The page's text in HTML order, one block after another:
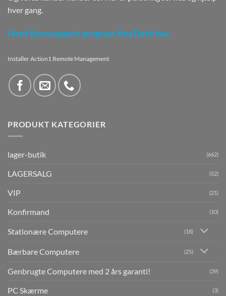
hver gang.
Hent fjernsupport program AnyDesk her.
Installer Action1 Remote Management
PRODUKT KATEGORIER
lager-butik (662)
LAGERSALG (52)
VIP (21)
Konfirmand (10)
Stationære Computere (18)
Bærbare Computere (25)
Genbrugte Computere med 2 års garanti! (39)
PC Skærme (3)